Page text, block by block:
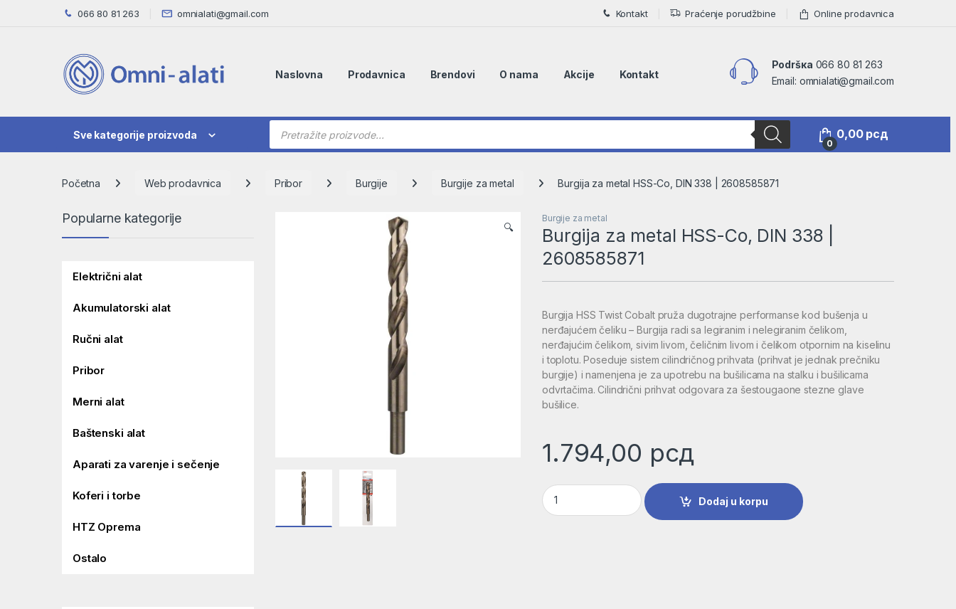
Skip to navigation
Skip to content 066 80 81 263 omnialati@gmail.com Kontakt Praćenje porudžbine Online prodavnica
Naslovna Prodavnica Brendovi O nama Akcije Kontakt
Podršкa 066 80 81 263
Email: omnialati@gmail.com
Sve kategorije proizvoda
Products search
0
0,00 рсд
Početna Web prodavnica Pribor Burgije Burgije za metal Burgija za metal HSS-Co, DIN 338 | 2608585871
🔍
Burgije za metal
Burgija za metal HSS-Co, DIN 338 |
2608585871
Burgija HSS Twist Cobalt pruža dugotrajne performanse kod bušenja u
nerđajućem čeliku – Burgija radi sa legiranim i nelegiranim čelikom,
nerđajućim čelikom, sivim livom, čeličnim livom i čelikom otpornim na kiselinu
i toplotu. Poseduje sistem cilindričnog prihvata (prihvat je jednak prečniku
burgije) i namenjena je za upotrebu na bušilicama na stalku i bušilicama
odvrtačima. Cilindrični prihvat odgovara za šestougaone stezne glave
bušilice.
1.794,00 рсд
Burgija za metal HSS-Co, DIN 338 | 2608585871 količina
Dodaj u korpu
Popularne kategorije
Električni alat
Akumulatorski alat
Ručni alat
Pribor
Merni alat
Baštenski alat
Aparati za varenje i sečenje
Koferi i torbe
HTZ Oprema
Ostalo